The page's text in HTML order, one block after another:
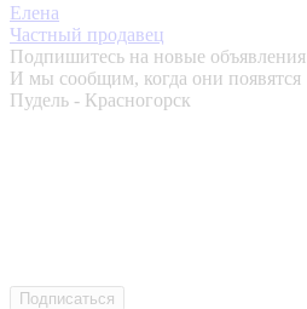
Елена
Частный продавец
Подпишитесь на новые объявления
И мы сообщим, когда они появятся
Пудель - Красногорск
Подписаться